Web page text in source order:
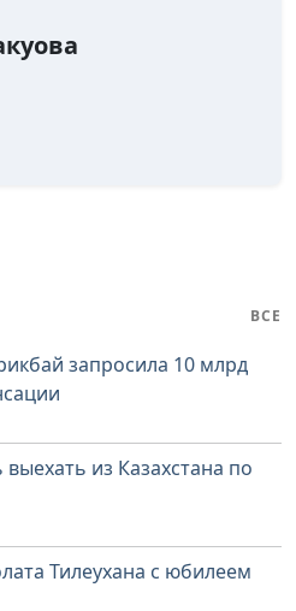
ВСЕ
запросила 10 млрд
из Казахстана по
Тилеухана с юбилеем